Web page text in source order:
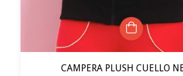
CAMPERA PLUSH CUELLO